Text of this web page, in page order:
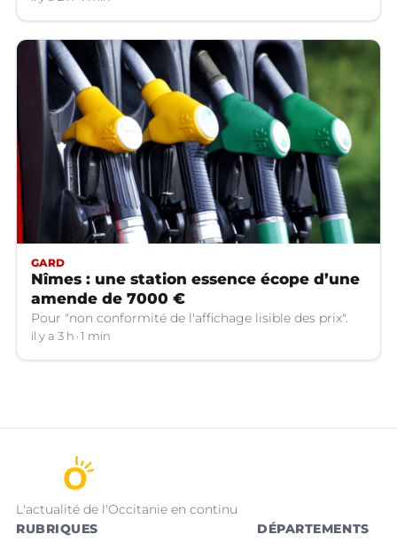
GARD
Nîmes : une station essence écope d’une
amende de 7000 €
Pour "non conformité de l'affichage lisible des prix".
il y a 3 h 1 min
L'actualité de l'Occitanie en continu
RUBRIQUES
DÉPARTEMENTS